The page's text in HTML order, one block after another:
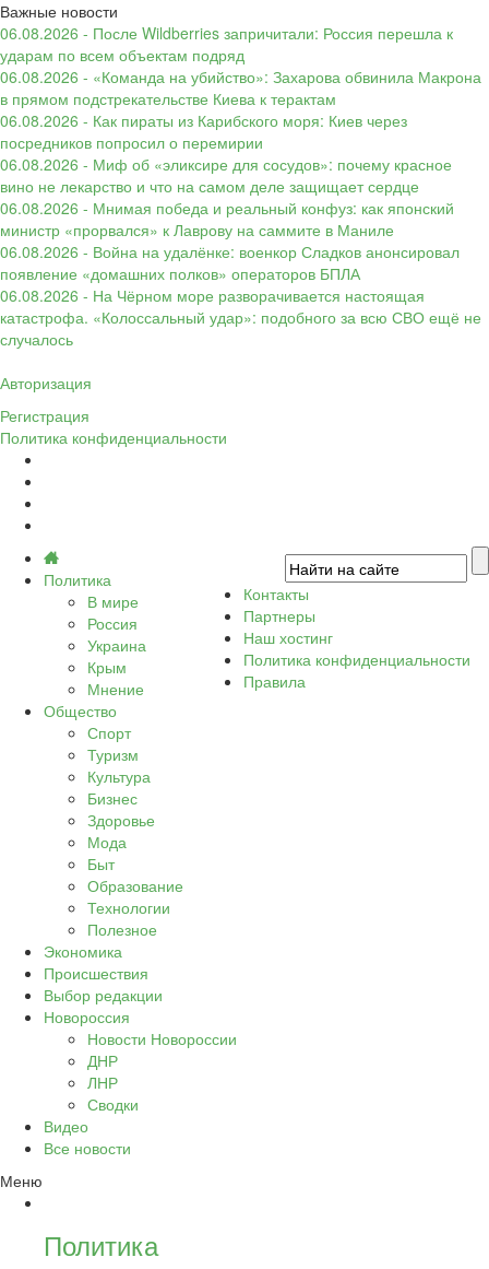
Важные новости
06.08.2026 - После Wildberries запричитали: Россия перешла к
ударам по всем объектам подряд
06.08.2026 - «Команда на убийство»: Захарова обвинила Макрона
в прямом подстрекательстве Киева к терактам
06.08.2026 - Как пираты из Карибского моря: Киев через
посредников попросил о перемирии
06.08.2026 - Миф об «эликсире для сосудов»: почему красное
вино не лекарство и что на самом деле защищает сердце
06.08.2026 - Мнимая победа и реальный конфуз: как японский
министр «прорвался» к Лаврову на саммите в Маниле
06.08.2026 - Война на удалёнке: военкор Сладков анонсировал
появление «домашних полков» операторов БПЛА
06.08.2026 - На Чёрном море разворачивается настоящая
катастрофа. «Колоссальный удар»: подобного за всю СВО ещё не
случалось
Авторизация
Регистрация
Политика конфиденциальности
Политика
В мире
Россия
Украина
Крым
Мнение
Общество
Спорт
Туризм
Культура
Бизнес
Здоровье
Мода
Быт
Образование
Технологии
Полезное
Экономика
Происшествия
Выбор редакции
Новороссия
Новости Новороссии
ДНР
ЛНР
Сводки
Видео
Все новости
Меню
Политика
Контакты
Партнеры
Наш хостинг
Политика конфиденциальности
Правила